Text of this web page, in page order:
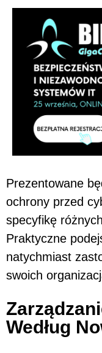
Prezentowane
ochrony przed
specyfikę
Praktyczne
natychmiast
swoich
Według